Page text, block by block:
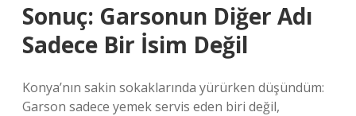
Sonuç: Garsonun Diğer Adı
Sadece Bir İsim Değil
Konya’nın sakin sokaklarında yürürken düşündüm:
Garson sadece yemek servis eden biri değil,